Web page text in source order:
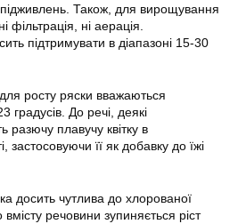
Також, для вирощування
фільтрація, ні аерація.
підтримувати в діапазоні 15-30
росту ряски вважаються
градусів. До речі, деякі
разючу плавучу квітку в
застосовуючи її як добавку до їжі
досить чутлива до хлорованої
речовини зупиняється ріст